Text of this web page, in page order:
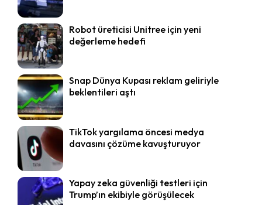
Robot üreticisi Unitree için yeni
değerleme hedefi
Snap Dünya Kupası reklam geliriyle
beklentileri aştı
TikTok yargılama öncesi medya
davasını çözüme kavuşturuyor
Yapay zeka güvenliği testleri için
Trump’ın ekibiyle görüşülecek